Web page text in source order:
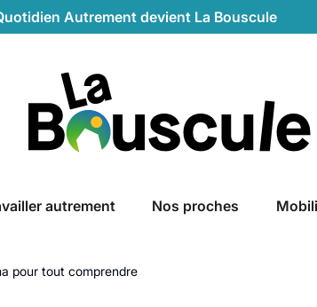
Autrement devient La Bouscule
autrement Nos proches
pour tout comprendre